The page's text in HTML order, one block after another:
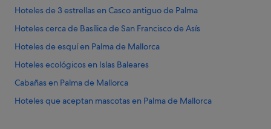
Hoteles de 3 estrellas en Casco antiguo de Palma
Hoteles cerca de Basílica de San Francisco de Asís
Hoteles de esquí en Palma de Mallorca
Hoteles ecológicos en Islas Baleares
Cabañas en Palma de Mallorca
Hoteles que aceptan mascotas en Palma de Mallorca